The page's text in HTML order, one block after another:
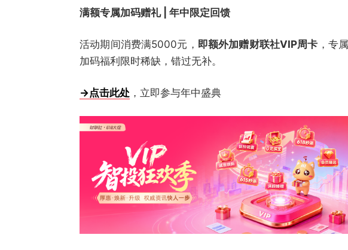
满额专属加码赠礼 | 年中限定回馈
活动期间消费满5000元， 即额外加赠财联社VIP周卡 ，专
加码福利限时稀缺，错过无补。
→点击此处 ，立即参与年中盛典